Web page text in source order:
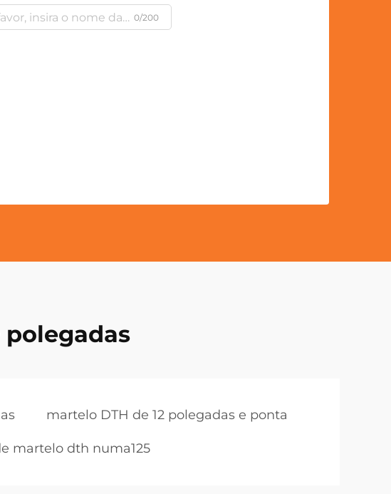
0/200
martelo DTH de 12 polegadas e ponta
martelo dth numa125